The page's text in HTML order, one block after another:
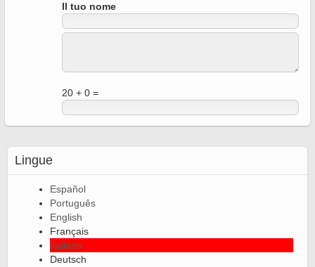
Il tuo nome
20 + 0 =
Lingue
Español
Português
English
Français
Italiano
Deutsch